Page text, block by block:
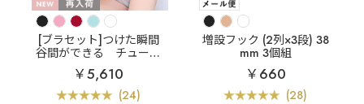
[ブラセット]つけた瞬間
谷間ができる
チュール
レース 超盛ブラ(R) ブラ
ジャー&ショーツ
￥5,610
(24)
増設フック (2列×3段) 38
mm 3個組
￥660
(28)